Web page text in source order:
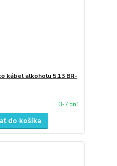
kábel alkoholu 5.13 BR-
3-7 dní
do košíka